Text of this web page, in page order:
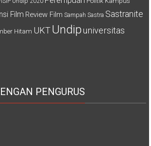
Film Review Film Sampah Sastra Sastranite
Hitam UKTUndip universitas
PENGURUS